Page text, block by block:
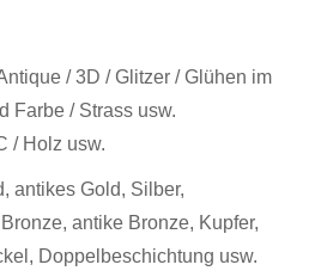
/ 3D / Glitzer / Glühen im
Farbe / Strass usw.
/ Holz usw.
antikes Gold, Silber,
antike Bronze, Kupfer,
Doppelbeschichtung usw.